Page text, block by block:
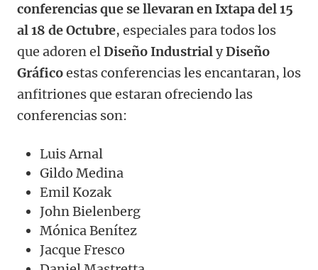
conferencias que se llevaran en Ixtapa del 15
al 18 de Octubre, especiales para todos los
que adoren elDiseño IndustrialyDiseño
Gráficoestas conferencias les encantaran, los
anfitriones que estaran ofreciendo las
conferencias son:
Luis Arnal
Gildo Medina
Emil Kozak
John Bielenberg
Mónica Benítez
Jacque Fresco